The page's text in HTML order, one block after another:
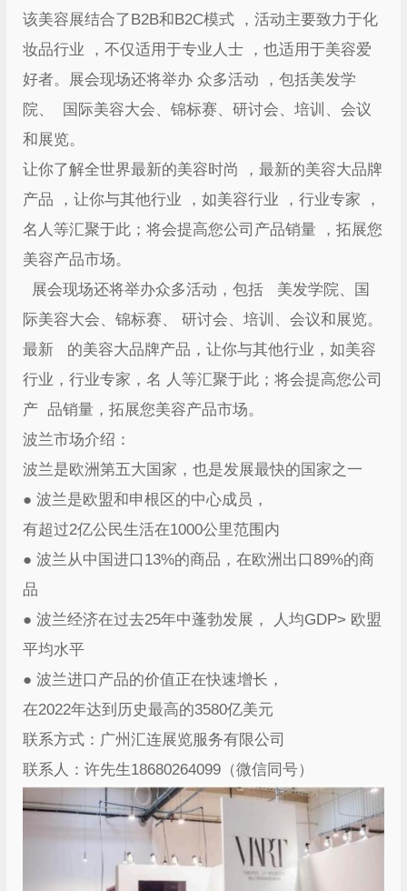
该美容展结合了B2B和B2C模式 ，活动主要致力于化
妆品行业 ，不仅适用于专业人士 ，也适用于美容爱
好者。展会现场还将举办 众多活动 ，包括美发学
院、 国际美容大会、锦标赛、研讨会、培训、会议
和展览。
让你了解全世界最新的美容时尚 ，最新的美容大品牌
产品 ，让你与其他行业 ，如美容行业 ，行业专家 ，
名人等汇聚于此；将会提高您公司产品销量 ，拓展您
美容产品市场。
展会现场还将举办众多活动，包括 美发学院、国
际美容大会、锦标赛、 研讨会、培训、会议和展览。
最新 的美容大品牌产品，让你与其他行业，如美容
行业，行业专家，名 人等汇聚于此；将会提高您公司
产 品销量，拓展您美容产品市场。
波兰市场介绍：
波兰是欧洲第五大国家，也是发展最快的国家之一
● 波兰是欧盟和申根区的中心成员，
有超过2亿公民生活在1000公里范围内
● 波兰从中国进口13%的商品，在欧洲出口89%的商
品
● 波兰经济在过去25年中蓬勃发展， 人均GDP> 欧盟
平均水平
● 波兰进口产品的价值正在快速增长，
在2022年达到历史最高的3580亿美元
联系方式：广州汇连展览服务有限公司
联系人：许先生18680264099（微信同号）